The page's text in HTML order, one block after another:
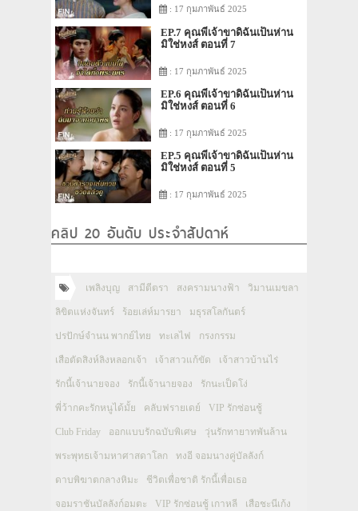
: 17 กุมภาพันธ์ 2025
EP.7 คุณพี่เจ้าขาดิฉันเป็นห่าน
มิใช่หงส์ ตอนที่ 7
: 17 กุมภาพันธ์ 2025
EP.6 คุณพี่เจ้าขาดิฉันเป็นห่าน
มิใช่หงส์ ตอนที่ 6
: 17 กุมภาพันธ์ 2025
EP.5 คุณพี่เจ้าขาดิฉันเป็นห่าน
มิใช่หงส์ ตอนที่ 5
: 17 กุมภาพันธ์ 2025
คลิป 20 อันดับ ประจำสัปดาห์
เพลิงบุญ สามีตีตรา สงครามนางฟ้า วิมานเมขลา
ลิขิตแห่งจันทร์ ร้อยเล่ห์มารยา มธุรสโลกันตร์
ปรปักษ์จำนน พากย์ไทย ทะเลไฟ กรงกรรม
เสือตัดสิงห์ลิงหลอกเจ้า เจ้าสาวแก้ขัด เจ้าสาวบ้านไร่
รักนี้เจ้านายจอง รักนี้เจ้านายจอง รักนะเป็ดโง่
พี่ว้ากคะรักหนูได้มั้ย คลับฟรายเดย์ VIP รักซ่อนชู้
Club Friday ออกแบบรักฉบับพิเศษ วุ่นรักทายาทพันล้าน
พระพุทธเจ้ามหาศาสดาโลก ทงอี จอมนางคู่บัลลังก์
ดาบพิฆาตกลางหิมะ ชีวิตเพื่อชาติ รักนี้เพื่อเธอ
จอมราชันบัลลังก์อมตะ VIP รักซ่อนชู้ เกาหลี เสือชะนีเก้ง